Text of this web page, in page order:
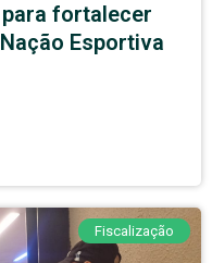
para fortalecer
Esportiva
Fiscalização